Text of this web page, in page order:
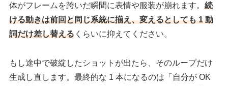
体がフレームを跨いだ瞬間に表情や服装が崩れます。続
ける動きは前回と同じ系統に揃え、変えるとしても 1 動
詞だけ差し替える くらいに抑えてください。
もし途中で破綻したショットが出たら、そのループだけ
生成し直します。最終的な 1 本になるのは「自分が OK